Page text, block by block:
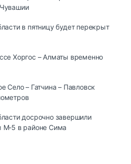
в пятницу будет перекрыт
Хоргос – Алматы временно
Село – Гатчина – Павловск
досрочно завершили
М‑5 в районе Сима